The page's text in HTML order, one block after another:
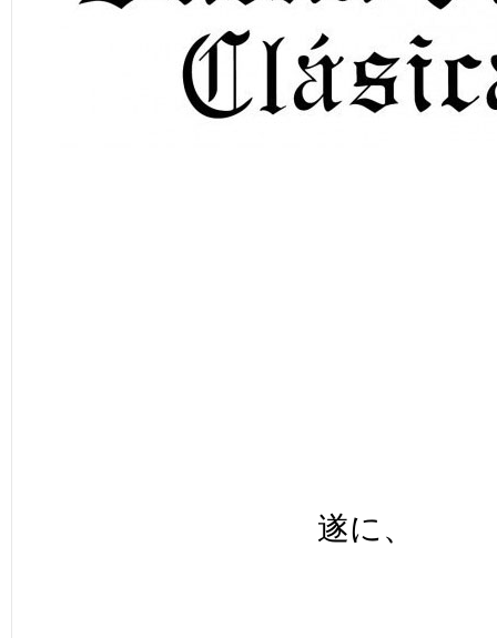
遂に、